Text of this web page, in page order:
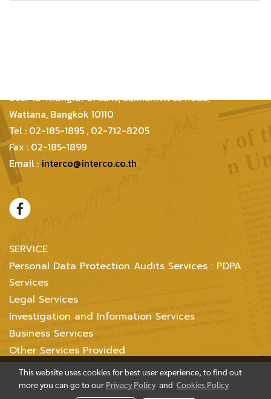
399/48 Thonglor 21 Lane, Sukhumvit 55 Road,
Wattana, Bangkok 10110
Tel : 02-185-1895 , 02-712-8205
Fax : 02-185-1899
Email : interco@interco.co.th
SERVICE
Personal Data Protection Audits Services : PDPA
Services
Legal Services
Investigation and Information Services
Business Services
Other Services Provided
Copyright @ 2004-2018 Inter Consultants Law And Business Ltd. All
This website uses cookies for best user experience, to find out
more you can go to our Privacy Policy and Cookies Policy